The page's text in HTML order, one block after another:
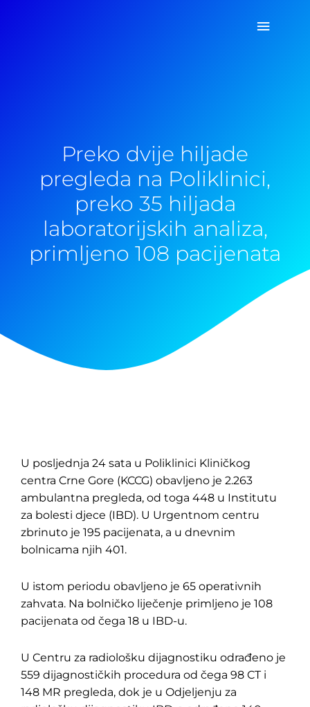
Glavni
Preko dvije hiljade
pregleda na Poliklinici,
preko 35 hiljada
laboratorijskih analiza,
primljeno 108 pacijenata
U posljednja 24 sata u Poliklinici Kliničkog
centra Crne Gore (KCCG) obavljeno je 2.263
ambulantna pregleda, od toga 448 u Institutu
za bolesti djece (IBD). U Urgentnom centru
zbrinuto je 195 pacijenata, a u dnevnim
bolnicama njih 401.
U istom periodu obavljeno je 65 operativnih
zahvata. Na bolničko liječenje primljeno je 108
pacijenata od čega 18 u IBD-u.
U Centru za radiološku dijagnostiku odrađeno je
559 dijagnostičkih procedura od čega 98 CT i
148 MR pregleda, dok je u Odjeljenju za